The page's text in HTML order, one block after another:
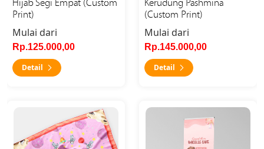
Hijab Segi Empat (Custom
Print)
Mulai dari
Rp.125.000,00
Detail
Kerudung Pashmina
(Custom Print)
Mulai dari
Rp.145.000,00
Detail
Detail Scarf (Custom Print) Detail Roll Up Banner